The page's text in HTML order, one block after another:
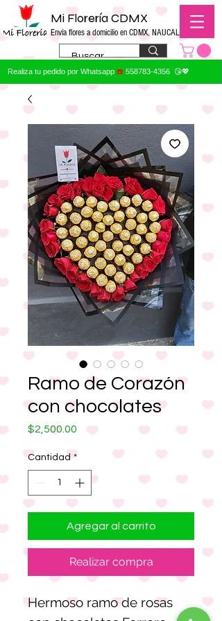
Mi Florería CDMX
Envía flores a domicilio en CDMX, NAUCALPAN
Realiza tu pedido por Whatsapp ☎️ 558783-4356 😘💖
Ramo de Corazón
con chocolates
$2,500.00 Precio
Cantidad *
Agregar al carrito
Realizar compra
Hermoso ramo de rosas